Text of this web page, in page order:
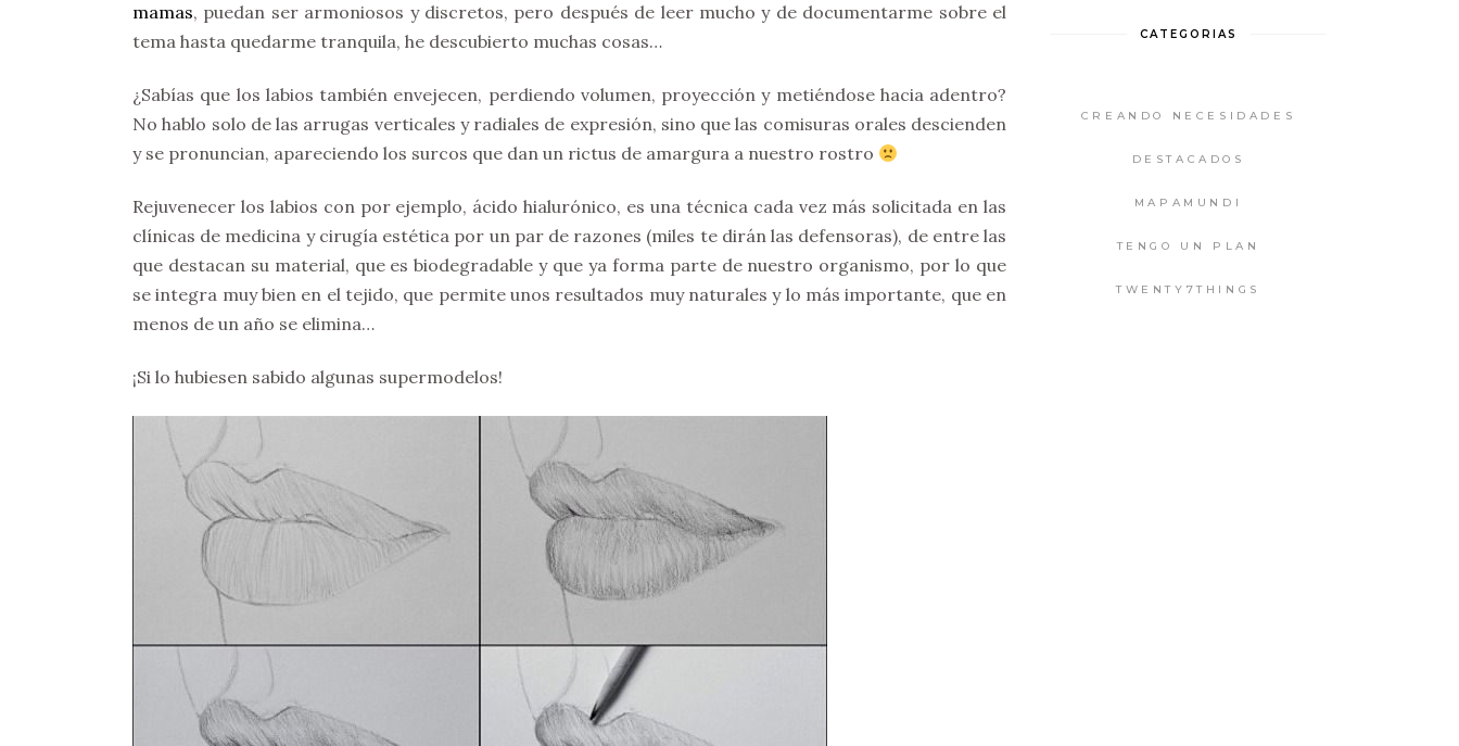
mamas, puedan ser armoniosos y discretos, pero después de leer mucho y de documentarme sobre el
tema hasta quedarme tranquila, he descubierto muchas cosas…
¿Sabías que los labios también envejecen, perdiendo volumen, proyección y metiéndose hacia adentro?
No hablo solo de las arrugas verticales y radiales de expresión, sino que las comisuras orales descienden
y se pronuncian, apareciendo los surcos que dan un rictus de amargura a nuestro rostro
Rejuvenecer los labios con por ejemplo, ácido hialurónico, es una técnica cada vez más solicitada en las
clínicas de medicina y cirugía estética por un par de razones (miles te dirán las defensoras), de entre las
que destacan su material, que es biodegradable y que ya forma parte de nuestro organismo, por lo que
se integra muy bien en el tejido, que permite unos resultados muy naturales y lo más importante, que en
menos de un año se elimina…
¡Si lo hubiesen sabido algunas supermodelos!
CATEGORIAS
CREANDO NECESIDADES
DESTACADOS
MAPAMUNDI
TENGO UN PLAN
TWENTY7THINGS